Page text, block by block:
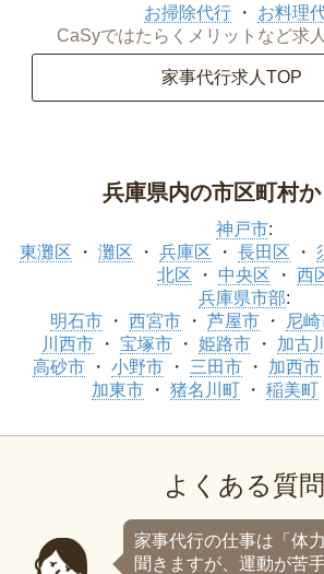
お掃除代行
お料理
CaSyではたらくメリットなど求
家事代行求人TOP
兵庫県内の市区町村
神戸市:
東灘区
灘区 兵庫区 長田区
北区
中央区
西
兵庫県市部:
明石市
西宮市 芦屋市 尼
川西市
宝塚市 姫路市 加古
高砂市
小野市 三田市 加西市
加東市
猪名川町 稲美町
よくある質問
家事代行の仕事は「体
聞きますが、運動が苦